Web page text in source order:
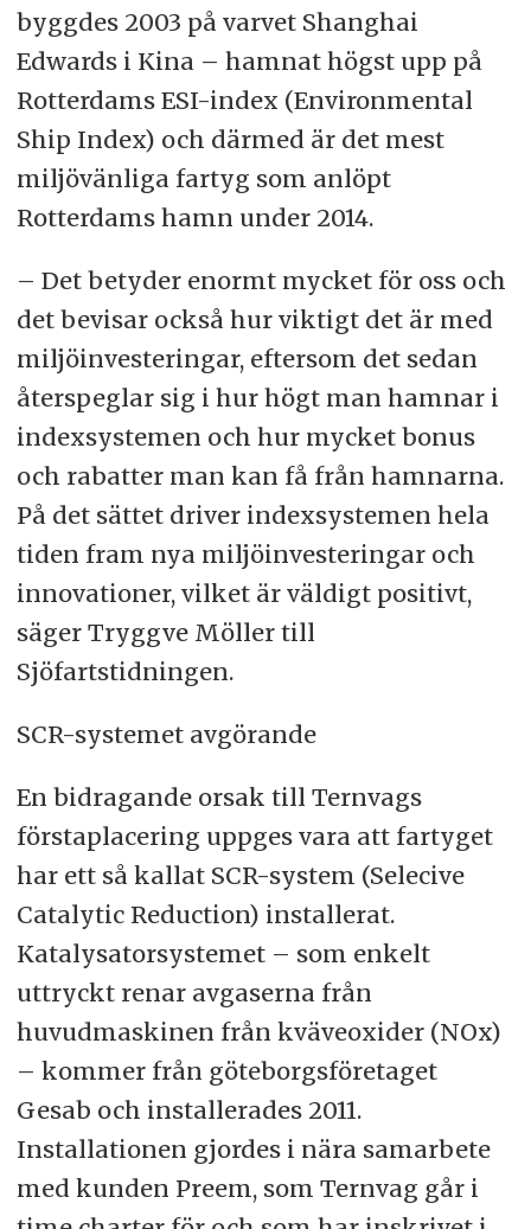
byggdes 2003 på varvet Shanghai
Edwards i Kina – hamnat högst upp på
Rotterdams ESI-index (Environmental
Ship Index) och därmed är det mest
miljövänliga fartyg som anlöpt
Rotterdams hamn under 2014.
– Det betyder enormt mycket för oss och
det bevisar också hur viktigt det är med
miljöinvesteringar, eftersom det sedan
återspeglar sig i hur högt man hamnar i
indexsystemen och hur mycket bonus
och rabatter man kan få från hamnarna.
På det sättet driver indexsystemen hela
tiden fram nya miljöinvesteringar och
innovationer, vilket är väldigt positivt,
säger Tryggve Möller till
Sjöfartstidningen.
SCR-systemet avgörande
En bidragande orsak till Ternvags
förstaplacering uppges vara att fartyget
har ett så kallat SCR-system (Selecive
Catalytic Reduction) installerat.
Katalysatorsystemet – som enkelt
uttryckt renar avgaserna från
huvudmaskinen från kväveoxider (NOx)
– kommer från göteborgsföretaget
Gesab och installerades 2011.
Installationen gjordes i nära samarbete
med kunden Preem, som Ternvag går i